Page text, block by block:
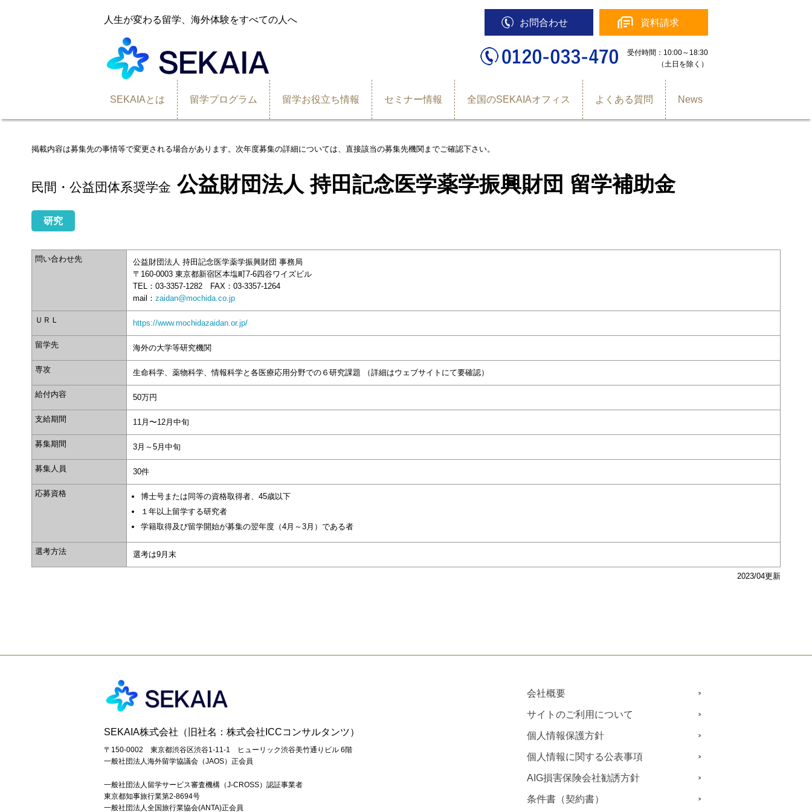
人生が変わる留学、海外体験をすべての人へ お問合わせ 資料請求
受付時間：10:00～18:30
（土日を除く）
SEKAIAとは 留学プログラム 留学お役立ち情報 セミナー情報 全国のSEKAIAオフィス よくある質問 News
掲載内容は募集先の事情等で変更される場合があります。次年度募集の詳細については、直接該当の募集先機関までご確認下さい。
民間・公益団体系奨学金 公益財団法人 持田記念医学薬学振興財団 留学補助金
研究
問い合わせ先
公益財団法人 持田記念医学薬学振興財団 事務局
〒160-0003 東京都新宿区本塩町7-6四谷ワイズビル
TEL：03-3357-1282 FAX：03-3357-1264
mail： zaidan@mochida.co.jp
ＵＲＬ https://www.mochidazaidan.or.jp/
留学先 海外の大学等研究機関
専攻 生命科学、薬物科学、情報科学と各医療応用分野での６研究課題 （詳細はウェブサイトにて要確認）
給付内容 50万円
支給期間 11月〜12月中旬
募集期間 3月～5月中旬
募集人員 30件
応募資格
博士号または同等の資格取得者、45歳以下
１年以上留学する研究者
学籍取得及び留学開始が募集の翌年度（4月～3月）である者
選考方法 選考は9月末
2023/04更新
会社概要
サイトのご利用について
個人情報保護方針
個人情報に関する公表事項
AIG損害保険会社勧誘方針
条件書（契約書）
SEKAIA株式会社（旧社名：株式会社ICCコンサルタンツ）
〒150-0002 東京都渋谷区渋谷1-11-1 ヒューリック渋谷美竹通りビル 6階
一般社団法人海外留学協議会（JAOS）正会員
一般社団法人留学サービス審査機構（J-CROSS）認証事業者
東京都知事旅行業第2-8694号
一般社団法人全国旅行業協会(ANTA)正会員